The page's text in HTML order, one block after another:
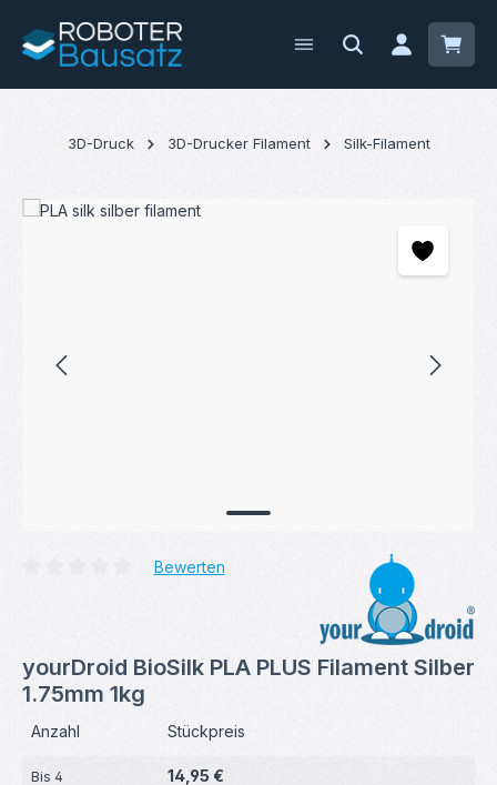
Zum Hauptinhalt springen
3D-Druck 3D-Drucker Filament Silk-Filament
Bildergalerie überspringen
Durchschnittliche Bewertung von 0 von 5 Sternen
Bewerten
yourDroid BioSilk PLA PLUS Filament Silber
1.75mm 1kg
Anzahl Stückpreis
Bis 4 14,95 €